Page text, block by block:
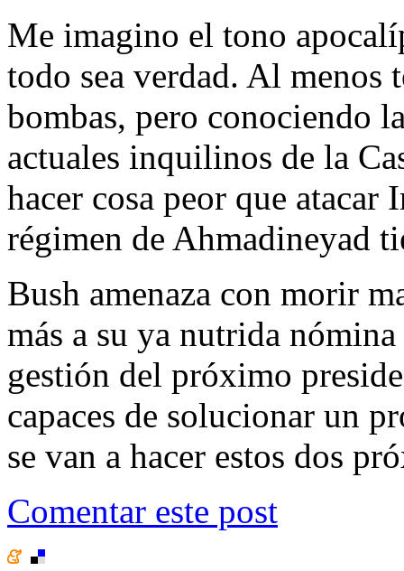
Me imagino el tono
todo sea verdad. Al menos
bombas, pero conociendo
actuales inquilinos de la
hacer cosa peor que atacar
régimen de Ahmadineyad
Bush amenaza con morir
más a su ya nutrida
gestión del próximo
capaces de solucionar un
se van a hacer estos dos
Comentar este post